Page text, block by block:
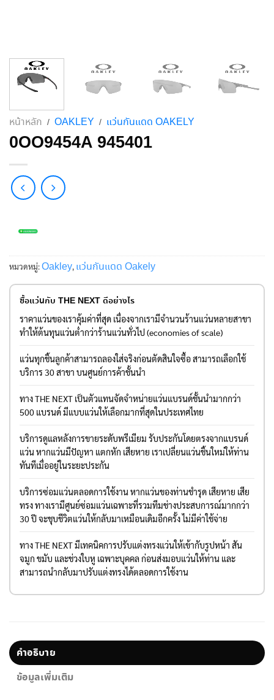
หน้าหลัก / OAKLEY / แว่นกันแดด OAKELY
0OO9454A 945401
หมวดหมู่:Oakley, แว่นกันแดด Oakely
ซื้อแว่นกับ THE NEXT ดีอย่างไร
ราคาแว่นของเราคุ้มค่าที่สุด เนื่องจากเรามีจำนวนร้านแว่นหลายสาขา
ทำให้ต้นทุนแว่นต่ำกว่าร้านแว่นทั่วไป (economies of scale)
แว่นทุกชิ้นลูกค้าสามารถลองใส่จริงก่อนตัดสินใจซื้อ สามารถเลือกใช้
บริการ 30 สาขา บนศูนย์การค้าชั้นนำ
ทาง THE NEXT เป็นตัวแทนจัดจำหน่ายแว่นแบรนด์ชั้นนำมากกว่า
500 แบรนด์ มีแบบแว่นให้เลือกมากที่สุดในประเทศไทย
บริการดูแลหลังการขายระดับพรีเมียม รับประกันโดยตรงจากแบรนด์
แว่น หากแว่นมีปัญหา แตกหัก เสียหาย เราเปลี่ยนแว่นชิ้นใหม่ให้ท่าน
ทันทีเมื่ออยู่ในระยะประกัน
บริการซ่อมแว่นตลอดการใช้งาน หากแว่นของท่านชำรุด เสียหาย เสีย
ทรง ทางเรามีศูนย์ซ่อมแว่นเฉพาะที่รวมทีมช่างประสบการณ์มากกว่า
30 ปี จะชุบชีวิตแว่นให้กลับมาเหมือนเดิมอีกครั้ง ไม่มีค่าใช้จ่าย
ทาง THE NEXT มีเทคนิคการปรับแต่งทรงแว่นให้เข้ากับรูปหน้า สัน
จมูก ขมับ และช่วงใบหู เฉพาะบุคคล ก่อนส่งมอบแว่นให้ท่าน และ
สามารถนำกลับมาปรับแต่งทรงได้ตลอดการใช้งาน
คำอธิบาย
ข้อมูลเพิ่มเติม